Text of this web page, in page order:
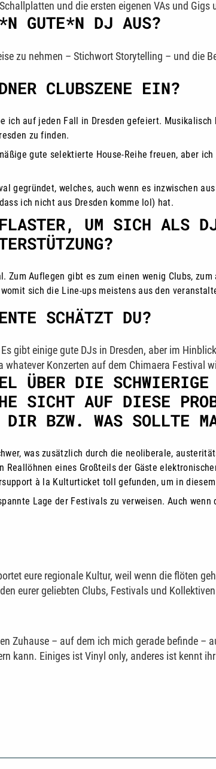
und die ersten eigenen VAs und
GUTE*N DJ AUS?
zu nehmen – Stichwort Storytelling – und die
CLUBSZENE EIN?
ich auf jeden Fall in Dresden gefeiert.
zu finden.
gute selektierte House-Reihe freuen, aber
gegründet, welches, auch wenn es inzwischen
ich nicht aus Dresden komme lol) hat.
UM SICH ALS
Auflegen gibt es zum einen wenig Clubs,
sich die Line-ups meistens aus den
SCHÄTZT DU?
gibt einige gute DJs in Dresden, aber im
Konzerten auf dem Chimaera Festival
ÜBER DIE SCHWIERIGE
SICHT AUF DIESE
DIR BZW. WAS SOLLTE
was zusätzlich durch die neoliberale,
eines Großteils der Gäste
à la Kulturticket toll gefunden, um in
Lage der Festivals zu verweisen. Auch
eure regionale Kultur, weil wenn die flöten
eurer geliebten Clubs, Festivals und
Zuhause – auf dem ich mich gerade befinde –
kann. Einiges ist Vinyl only, anderes ist kennt